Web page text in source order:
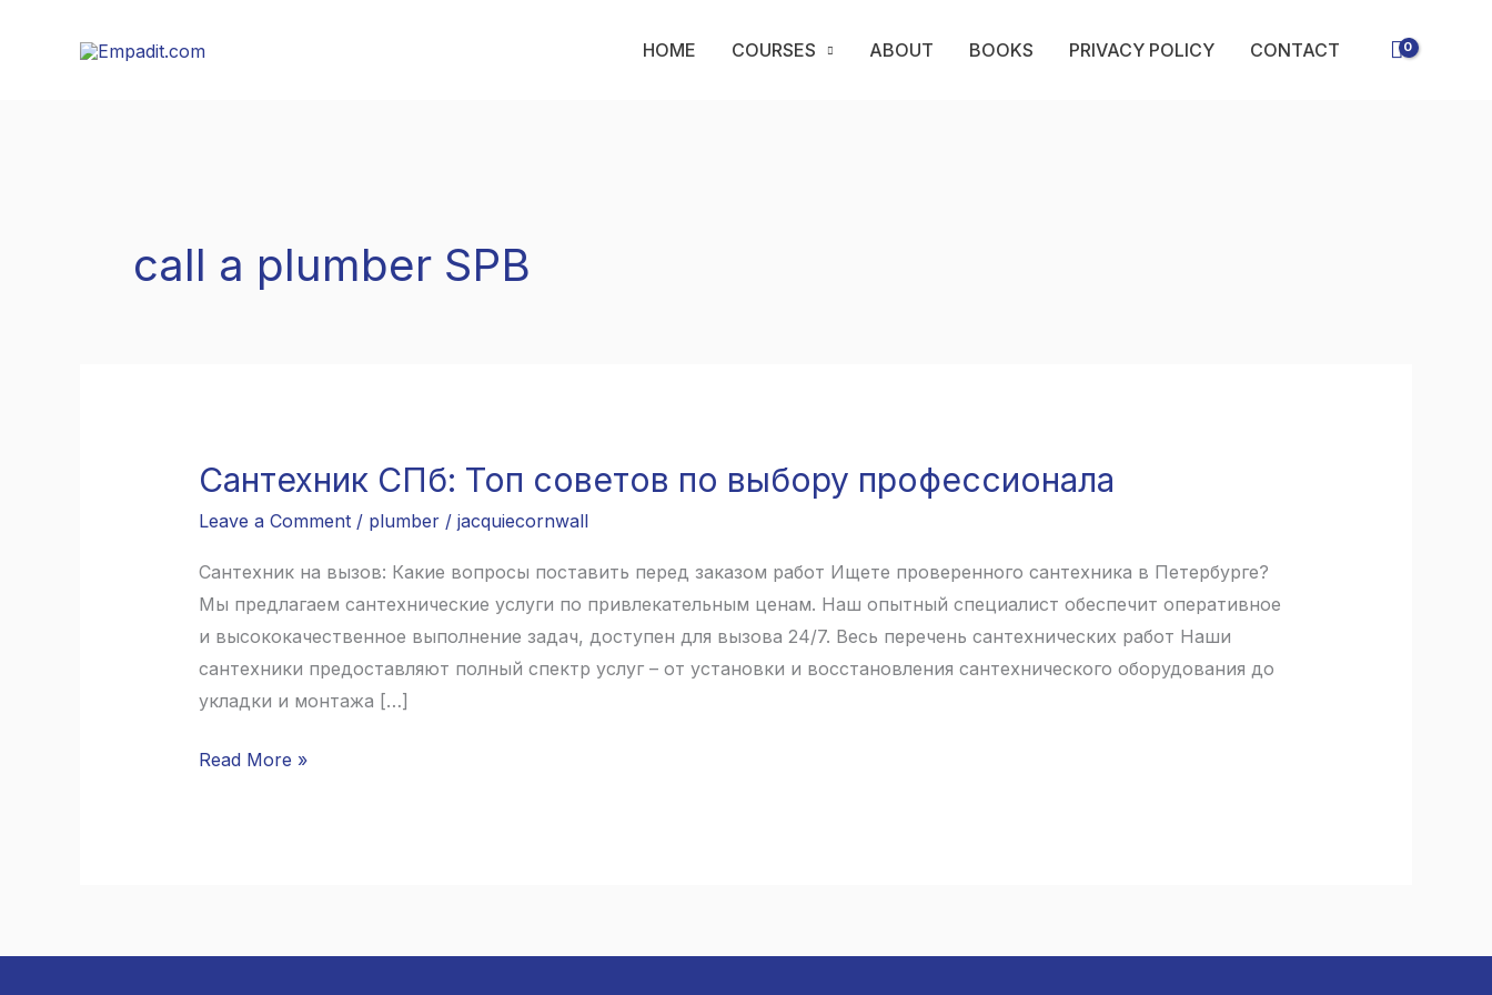
HOME COURSES ABOUT BOOKS PRIVACY POLICY CONTACT
call a plumber SPB
Сантехник СПб: Топ советов по выбору профессионала
Leave a Comment / plumber/ jacquiecornwall
Сантехник на вызов: Какие вопросы поставить перед заказом работ Ищете проверенного сантехника в Петербурге?
Мы предлагаем сантехнические услуги по привлекательным ценам. Наш опытный специалист обеспечит оперативное
и высококачественное выполнение задач, доступен для вызова 24/7. Весь перечень сантехнических работ Наши
сантехники предоставляют полный спектр услуг – от установки и восстановления сантехнического оборудования до
укладки и монтажа […]
Сантехник
советов
по
выбору
профессионала
Read More »